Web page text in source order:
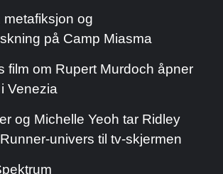
metafiksjon og
på Camp Miasma
film om Rupert Murdoch åpner
Venezia
og Michelle Yeoh tar Ridley
univers til tv-skjermen